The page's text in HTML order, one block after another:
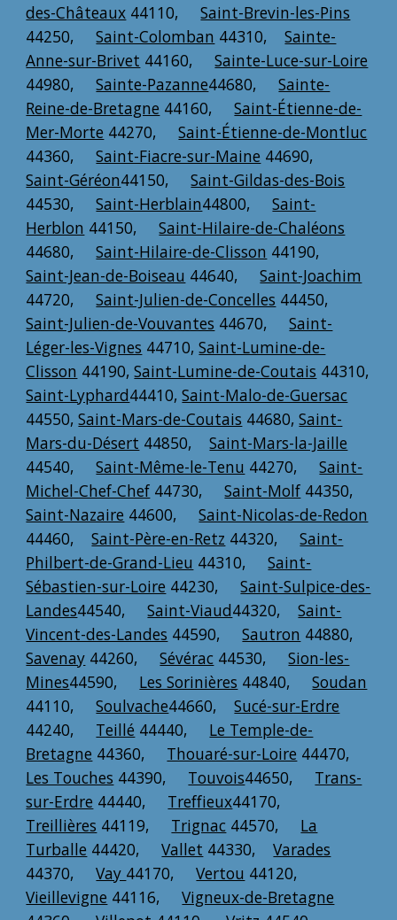
des-Châteaux 44110,Saint-Brevin-les-Pins
44250,Saint-Colomban 44310,Sainte-
Anne-sur-Brivet 44160,Sainte-Luce-sur-Loire
44980,Sainte-Pazanne44680,Sainte-
Reine-de-Bretagne 44160,Saint-Étienne-de-
Mer-Morte 44270,Saint-Étienne-de-Montluc
44360,Saint-Fiacre-sur-Maine 44690,
Saint-Géréon44150,Saint-Gildas-des-Bois
44530,Saint-Herblain44800,Saint-
Herblon 44150,Saint-Hilaire-de-Chaléons
44680,Saint-Hilaire-de-Clisson 44190,
Saint-Jean-de-Boiseau 44640,Saint-Joachim
44720,Saint-Julien-de-Concelles 44450,
Saint-Julien-de-Vouvantes 44670,Saint-
Léger-les-Vignes 44710,Saint-Lumine-de-
Clisson 44190,Saint-Lumine-de-Coutais 44310,
Saint-Lyphard44410,Saint-Malo-de-Guersac
44550,Saint-Mars-de-Coutais 44680,Saint-
Mars-du-Désert 44850,Saint-Mars-la-Jaille
44540,Saint-Même-le-Tenu 44270,Saint-
Michel-Chef-Chef 44730,Saint-Molf 44350,
Saint-Nazaire 44600,Saint-Nicolas-de-Redon
44460,Saint-Père-en-Retz 44320,Saint-
Philbert-de-Grand-Lieu 44310,Saint-
Sébastien-sur-Loire 44230,Saint-Sulpice-des-
Landes44540,Saint-Viaud44320,Saint-
Vincent-des-Landes 44590,Sautron 44880,
Savenay 44260,Sévérac 44530,Sion-les-
Mines44590, Les Sorinières 44840,Soudan
44110,Soulvache44660,Sucé-sur-Erdre
44240, Teillé 44440, Le Temple-de-
Bretagne 44360, Thouaré-sur-Loire 44470,
Les Touches 44390, Touvois44650, Trans-
sur-Erdre 44440, Treffieux44170,
Treillières 44119, Trignac 44570, La
Turballe 44420,Vallet 44330,Varades
44370,Vay 44170,Vertou 44120,
Vieillevigne 44116,Vigneux-de-Bretagne